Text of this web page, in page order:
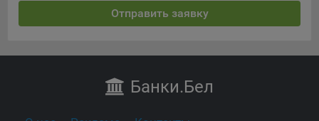
Отправить заявку
Банки.Бел